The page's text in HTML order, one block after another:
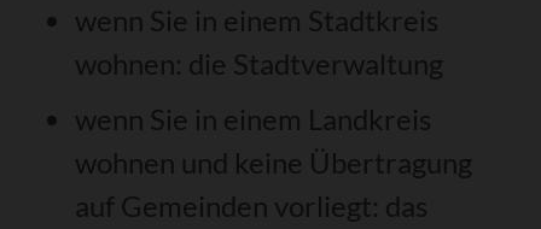
wenn Sie in einem Stadtkreis
wohnen: die Stadtverwaltung
wenn Sie in einem Landkreis
wohnen und keine Übertragung
auf Gemeinden vorliegt: das